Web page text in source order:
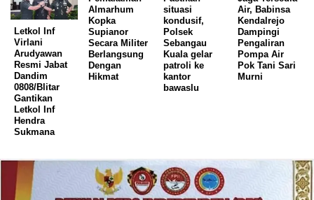
Letkol Inf
Virlani
Arudyawan
Resmi Jabat
Dandim
0808/Blitar
Gantikan
Letkol Inf
Hendra
Sukmana
Almarhum
Kopka
Supianor
Secara Militer
Berlangsung
Dengan
Hikmat
situasi
kondusif,
Polsek
Sebangau
Kuala gelar
patroli ke
kantor
bawaslu
Air, Babinsa
Kendalrejo
Dampingi
Pengaliran
Pompa Air
Pok Tani Sari
Murni